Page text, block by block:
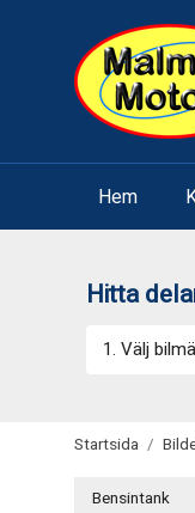
Hem
Hitta
1. Välj
Startsida /
Bensintank